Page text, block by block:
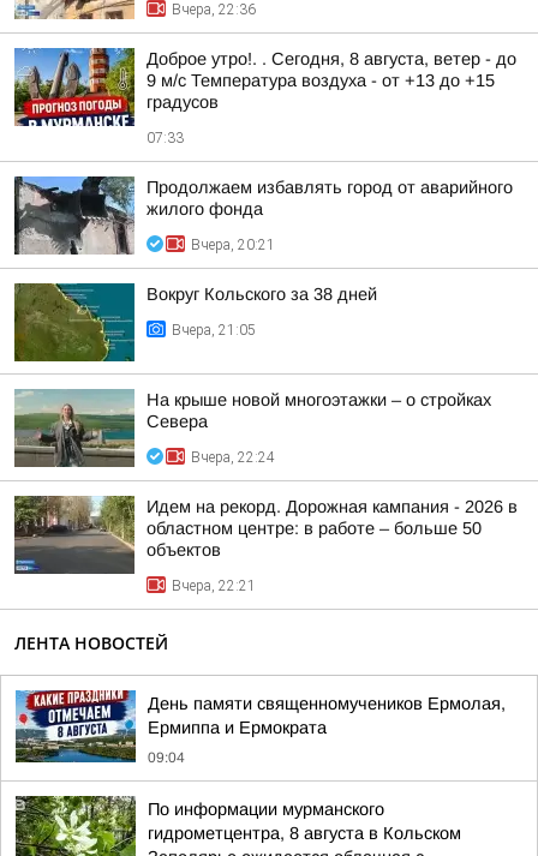
Вчера, 22:36
Доброе утро!. . Сегодня, 8 августа, ветер - до
9 м/с Температура воздуха - от +13 до +15
градусов
07:33
Продолжаем избавлять город от аварийного
жилого фонда
Вчера, 20:21
Вокруг Кольского за 38 дней
Вчера, 21:05
На крыше новой многоэтажки – о стройках
Севера
Вчера, 22:24
Идем на рекорд. Дорожная кампания - 2026 в
областном центре: в работе – больше 50
объектов
Вчера, 22:21
ЛЕНТА НОВОСТЕЙ
День памяти священномучеников Ермолая,
Ермиппа и Ермократа
09:04
По информации мурманского
гидрометцентра, 8 августа в Кольском